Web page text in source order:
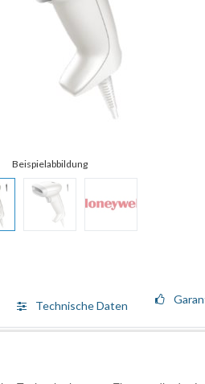
Technische Daten
Vielzahl von Barcodes präzise